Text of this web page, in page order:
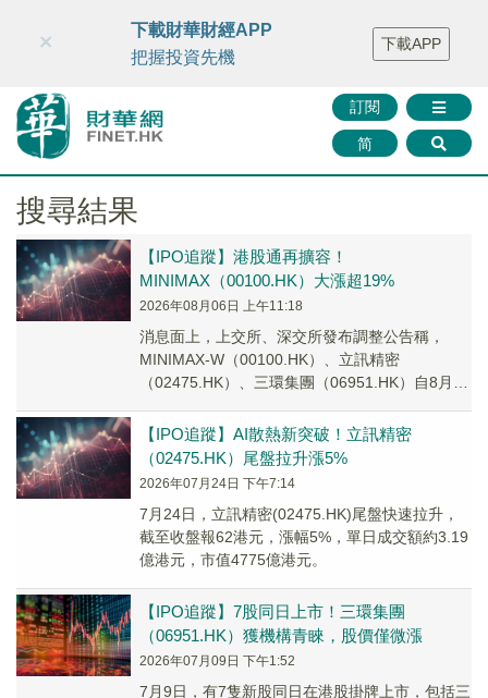
財華智庫網 FINTV FINMETA 財華證券 媒體矩陣
智庫沙龍
聯絡我們
訂閱
简
×
下載財華財經APP
把握投資先機
下載APP
搜尋結果
【IPO追蹤】港股通再擴容！
MINIMAX（00100.HK）大漲超19%
2026年08月06日 上午11:18
消息面上，上交所、深交所發布調整公告稱，
MINIMAX-W（00100.HK）、立訊精密
（02475.HK）、三環集團（06951.HK）自8月6
【IPO追蹤】AI散熱新突破！立訊精密
（02475.HK）尾盤拉升漲5%
2026年07月24日 下午7:14
7月24日，立訊精密(02475.HK)尾盤快速拉升，
截至收盤報62港元，漲幅5%，單日成交額約3.19
億港元，市值4775億港元。
【IPO追蹤】7股同日上市！三環集團
（06951.HK）獲機構青睞，股價僅微漲
2026年07月09日 下午1:52
7月9日，有7隻新股同日在港股掛牌上市，包括三